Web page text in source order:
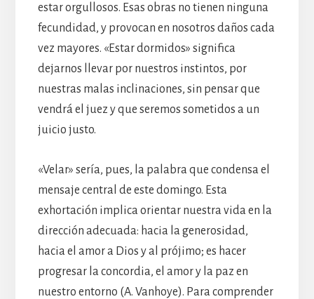
estar orgullosos. Esas obras no tienen ninguna
fecundidad, y provocan en nosotros daños cada
vez mayores. «Estar dormidos» significa
dejarnos llevar por nuestros instintos, por
nuestras malas inclinaciones, sin pensar que
vendrá el juez y que seremos sometidos a un
juicio justo.
«Velar» sería, pues, la palabra que condensa el
mensaje central de este domingo. Esta
exhortación implica orientar nuestra vida en la
dirección adecuada: hacia la generosidad,
hacia el amor a Dios y al prójimo; es hacer
progresar la concordia, el amor y la paz en
nuestro entorno (A. Vanhoye). Para comprender